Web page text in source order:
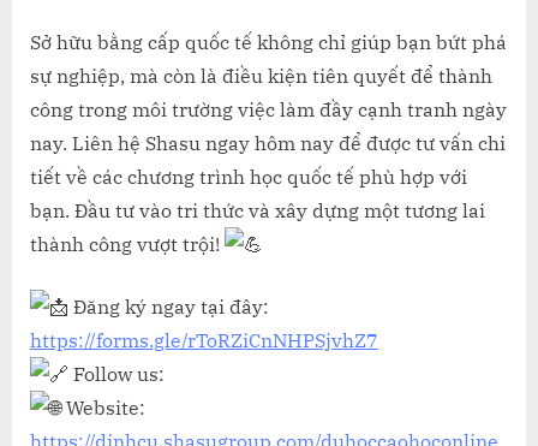
Sở hữu bằng cấp quốc tế không chỉ giúp bạn bứt phá
sự nghiệp, mà còn là điều kiện tiên quyết để thành
công trong môi trường việc làm đầy cạnh tranh ngày
nay. Liên hệ Shasu ngay hôm nay để được tư vấn chi
tiết về các chương trình học quốc tế phù hợp với
bạn. Đầu tư vào tri thức và xây dựng một tương lai
thành công vượt trội!
Đăng ký ngay tại đây:
https://forms.gle/rToRZiCnNHPSjvhZ7
Follow us:
Website: